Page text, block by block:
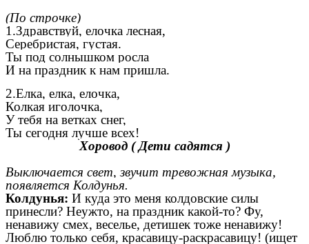
(По строчке)
1.Здравствуй, елочка лесная,
Серебристая, густая.
Ты под солнышком росла
И на праздник к нам пришла.
2.Елка, елка, елочка,
Колкая иголочка,
У тебя на ветках снег,
Ты сегодня лучше всех!
Хоровод ( Дети садятся )
Выключается свет, звучит тревожная музыка,
появляется Колдунья.
Колдунья: И куда это меня колдовские силы
принесли? Неужто, на праздник какой-то? Фу,
ненавижу смех, веселье, детишек тоже ненавижу!
Люблю только себя, красавицу-раскрасавицу! (ищет